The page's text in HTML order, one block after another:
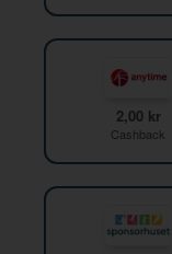
2,00 kr
Cashback